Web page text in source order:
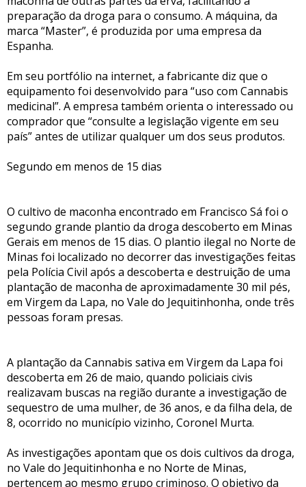
preparação da droga para o consumo. A máquina, da
marca “Master”, é produzida por uma empresa da
Espanha.
Em seu portfólio na internet, a fabricante diz que o
equipamento foi desenvolvido para “uso com Cannabis
medicinal”. A empresa também orienta o interessado ou
comprador que “consulte a legislação vigente em seu
país” antes de utilizar qualquer um dos seus produtos.
Segundo em menos de 15 dias
O cultivo de maconha encontrado em Francisco Sá foi o
segundo grande plantio da droga descoberto em Minas
Gerais em menos de 15 dias. O plantio ilegal no Norte de
Minas foi localizado no decorrer das investigações feitas
pela Polícia Civil após a descoberta e destruição de uma
plantação de maconha de aproximadamente 30 mil pés,
em Virgem da Lapa, no Vale do Jequitinhonha, onde três
pessoas foram presas.
A plantação da Cannabis sativa em Virgem da Lapa foi
descoberta em 26 de maio, quando policiais civis
realizavam buscas na região durante a investigação de
sequestro de uma mulher, de 36 anos, e da filha dela, de
8, ocorrido no município vizinho, Coronel Murta.
As investigações apontam que os dois cultivos da droga,
no Vale do Jequitinhonha e no Norte de Minas,
pertencem ao mesmo grupo criminoso. O objetivo da